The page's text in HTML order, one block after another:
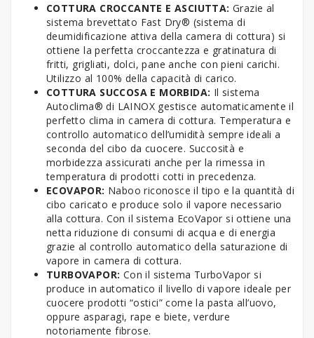
COTTURA CROCCANTE E ASCIUTTA: Grazie al
sistema brevettato Fast Dry® (sistema di
deumidificazione attiva della camera di cottura) si
ottiene la perfetta croccantezza e gratinatura di
fritti, grigliati, dolci, pane anche con pieni carichi.
Utilizzo al 100% della capacità di carico.
COTTURA SUCCOSA E MORBIDA: Il sistema
Autoclima® di LAINOX gestisce automaticamente il
perfetto clima in camera di cottura. Temperatura e
controllo automatico dell’umidità sempre ideali a
seconda del cibo da cuocere. Succosità e
morbidezza assicurati anche per la rimessa in
temperatura di prodotti cotti in precedenza.
ECOVAPOR: Naboo riconosce il tipo e la quantità di
cibo caricato e produce solo il vapore necessario
alla cottura. Con il sistema EcoVapor si ottiene una
netta riduzione di consumi di acqua e di energia
grazie al controllo automatico della saturazione di
vapore in camera di cottura.
TURBOVAPOR: Con il sistema TurboVapor si
produce in automatico il livello di vapore ideale per
cuocere prodotti “ostici” come la pasta all’uovo,
oppure asparagi, rape e biete, verdure
notoriamente fibrose.